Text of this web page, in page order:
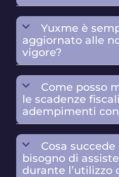
Yuxme è
aggiornato alle
vigore?
Come posso
le scadenze
adempimenti
Cosa succede
bisogno di
durante l’utilizzo